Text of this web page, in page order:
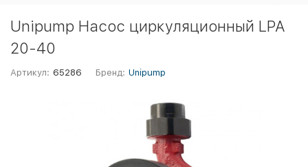
Unipump Насос циркуляционный LPA
20-40
Артикул: 65286 Бренд: Unipump